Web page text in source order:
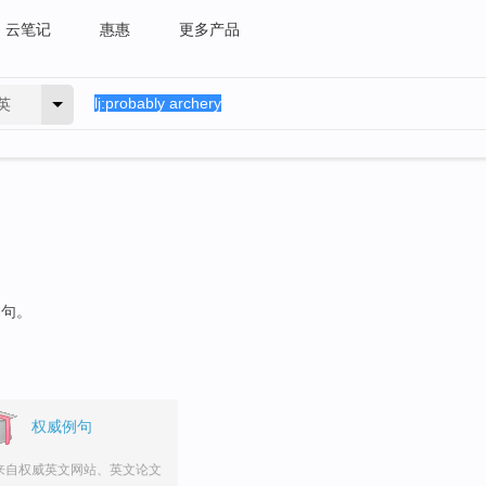
云笔记 惠惠 更多产品
。
权威例句
自权威英文网站、英文论文